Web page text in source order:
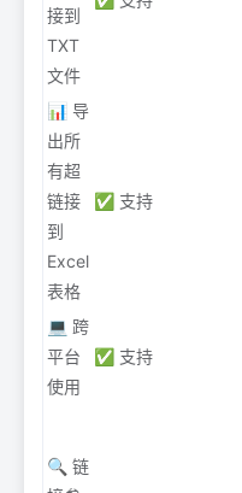
接到
TXT
文件
📊 导
出所
有超
链接
到
Excel
表格
✅ 支持
💻 跨
平台
使用
✅ 支持
🔍 链